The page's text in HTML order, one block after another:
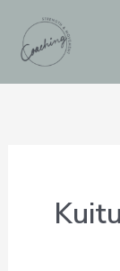
sisältöön
Kuitu